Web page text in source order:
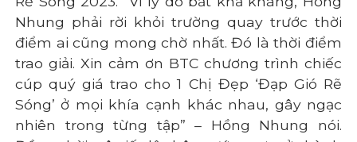
Nhung phải rời khỏi trường quay trước thời
điểm ai cũng mong chờ nhất. Đó là thời điểm
trao giải. Xin cảm ơn BTC chương trình chiếc
cúp quý giá trao cho 1 Chị Đẹp ‘Đạp Gió Rẽ
Sóng’ ở mọi khía cạnh khác nhau, gây ngạc
nhiên trong từng tập” – Hồng Nhung nói.